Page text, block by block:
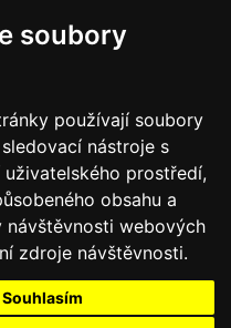
soubory
používají soubory
nástroje s
prostředí,
obsahu a
návštěvnosti webových
zdroje návštěvnosti.
Souhlasím